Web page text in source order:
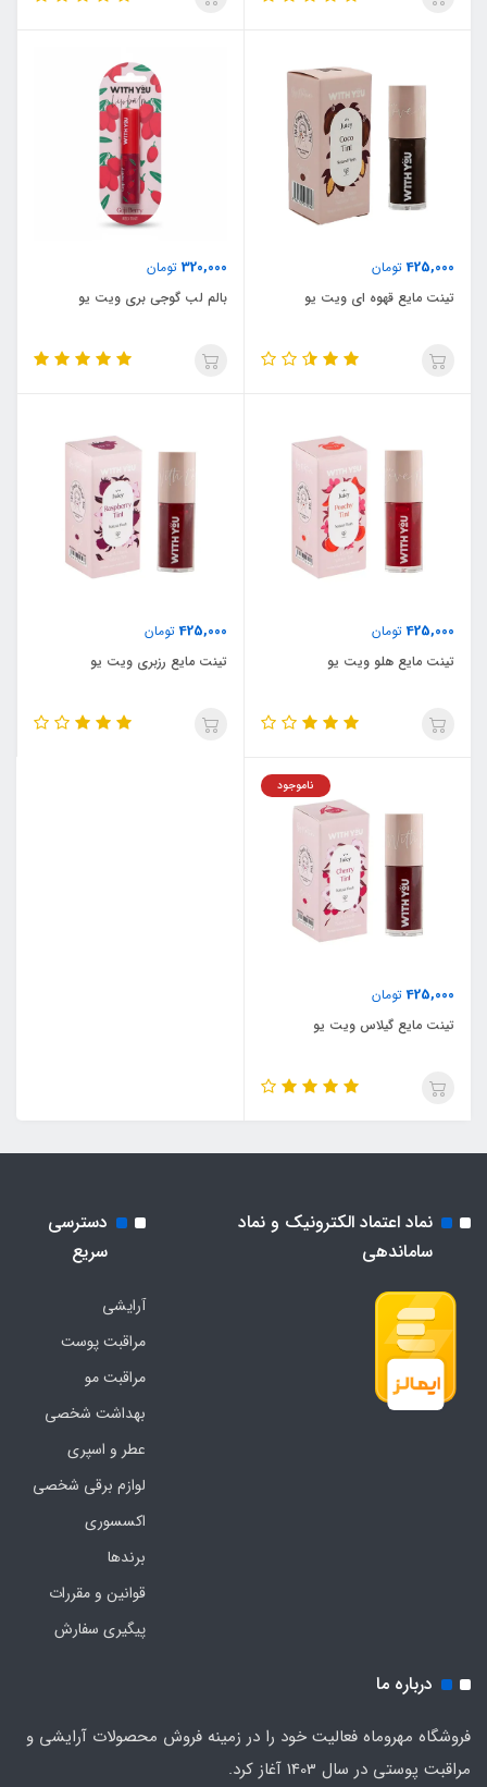
425,000تومان
تینت مایع قهوه ای ویت یو
320,000 تومان
بالم لب گوجی بری ویت یو
425,000تومان
تینت مایع هلو ویت یو
425,000تومان
تینت مایع رزبری ویت یو
425,000تومان
ناموجود
تینت مایع گیلاس ویت یو
نماد اعتماد الکترونیک و نماد
ساماندهی
دسترسی
سریع
آرایشی
مراقبت پوست
مراقبت مو
بهداشت شخصی
عطر و اسپری
لوازم برقی شخصی
اکسسوری
برندها
قوانین و مقررات
پیگیری سفارش
درباره ما
فروشگاه مهروماه فعالیت خود را در زمینه فروش محصولات آرایشی و
مراقبت پوستی در سال 1403 آغاز کرد.